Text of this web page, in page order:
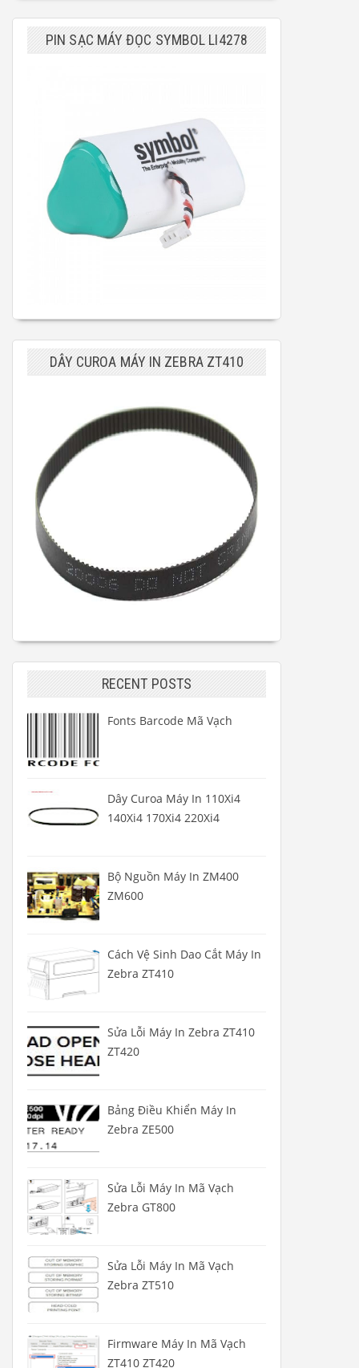
PIN SẠC MÁY ĐỌC SYMBOL LI4278
DÂY CUROA MÁY IN ZEBRA ZT410
RECENT POSTS
Fonts Barcode Mã Vạch
Dây Curoa Máy In 110Xi4
140Xi4 170Xi4 220Xi4
Bộ Nguồn Máy In ZM400
ZM600
Cách Vệ Sinh Dao Cắt Máy In
Zebra ZT410
Sửa Lỗi Máy In Zebra ZT410
ZT420
Bảng Điều Khiển Máy In
Zebra ZE500
Sửa Lỗi Máy In Mã Vạch
Zebra GT800
Sửa Lỗi Máy In Mã Vạch
Zebra ZT510
Firmware Máy In Mã Vạch
ZT410 ZT420